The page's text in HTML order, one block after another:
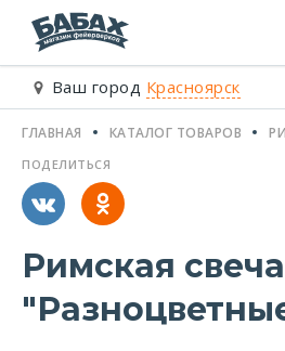
Ваш город Красноярск
ГЛАВНАЯ КАТАЛОГ ТОВАРОВ
Римская свеча
ПОДЕЛИТЬСЯ